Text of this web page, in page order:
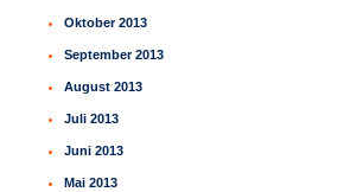
Oktober 2013
September 2013
August 2013
Juli 2013
Juni 2013
Mai 2013